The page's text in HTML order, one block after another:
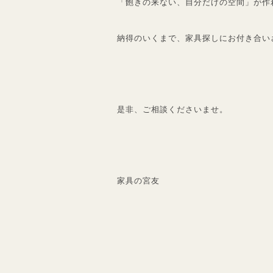
「飽きの来ない、自分だけの空間」が作
納得のいくまで、家具探しにお付き合い
是非、ご相談くださいませ。
家具の宮友